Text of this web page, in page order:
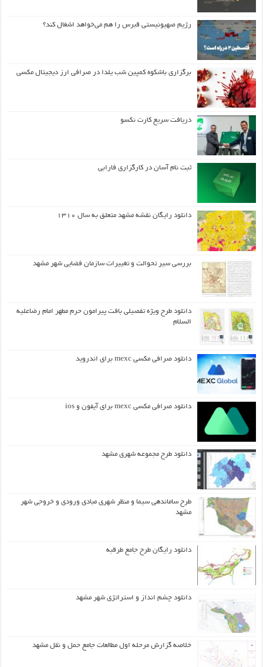
رژیم صهیونیستی قبرس را هم می‌خواهد اشغال کند؟
برگزاری باشکوه کمپین شب یلدا در صرافی ارز دیجیتال مکسی
دریافت سریع کارت نکسو
ثبت نام آسان در کارگزاری فارابی
دانلود رایگان نقشه مشهد متعلق به سال ۱۳۱۰
بررسی سیر تحوالت و تغییرات سازمان فضایی شهر مشهد
دانلود طرح ويژه تفصيلي بافت پيرامون حرم مطهر امام رضاعليه
السلام
دانلود صرافی مکسی mexc برای اندروید
دانلود صرافی مکسی mexc برای آیفون و ios
دانلود طرح مجموعه شهری مشهد
طرح ساماندهی سیما و منظر شهری مبادی ورودی و خروجی شهر
مشهد
دانلود رایگان طرح جامع طرقبه
دانلود چشم انداز و استراتژی شهر مشهد
خلاصه گزارش مرحله اول مطالعات جامع حمل و نقل مشهد